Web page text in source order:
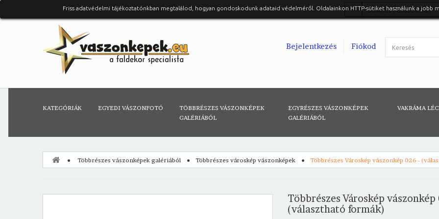
Belépés Facebook-al
Fiókod
Bejelentkezés
KATEGÓRIÁK EGYEDI VÁSZONFOTÓ
TÖBBRÉSZES VÁSZONKÉPEK
GALÉRIÁBÓL
EGYRÉSZES VÁSZONKÉPEK
GALÉRIÁBÓL
VAKRÁMA
Friss adatvédelmi tájékoztatónkban megtalálod, hogyan gondoskodunk adataid védelméről. Oldalainkon HTTP-sütiket használunk a jobb
Többrészes vászonképek galériából Többrészes városkép vászonképek Többrészes Városkép vászonkép 026 -
Többrészes Városkép vászonkép
(választható formák)